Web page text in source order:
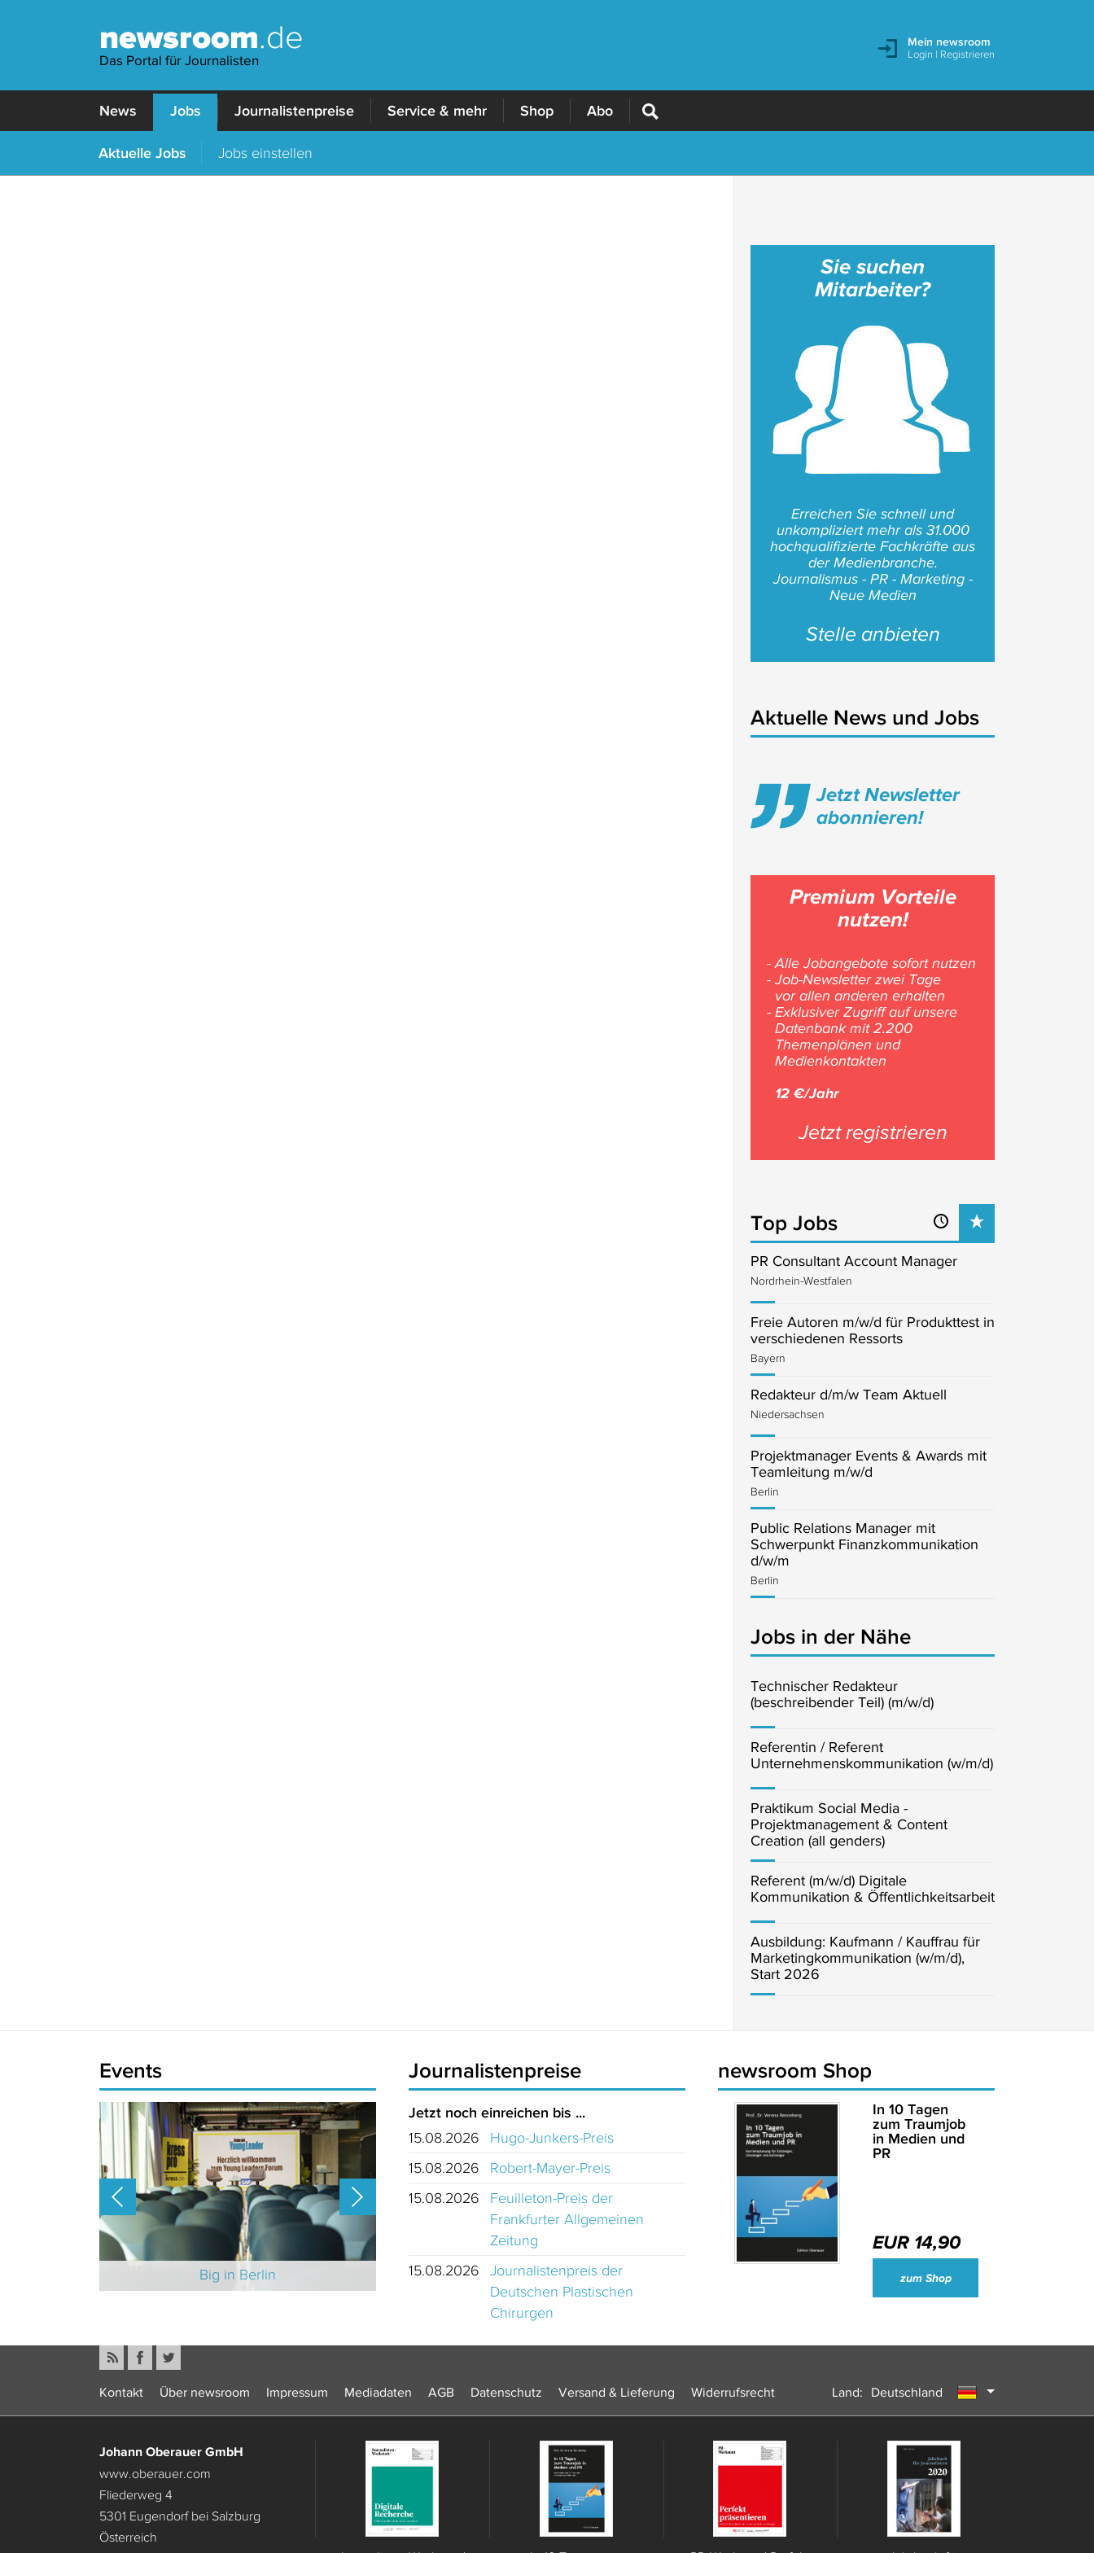
newsroom.de
Das Portal für Journalisten
Mein newsroom
Login | Registrieren
News Jobs Journalistenpreise Service & mehr Shop Abo
Aktuelle Jobs Jobs einstellen
Sie suchen
Mitarbeiter?
Erreichen Sie schnell und
unkompliziert mehr als 31.000
hochqualifizierte Fachkräfte aus
der Medienbranche.
Journalismus - PR - Marketing -
Neue Medien
Stelle anbieten
Aktuelle News und Jobs
Jetzt Newsletter
abonnieren!
Premium Vorteile
nutzen!
- Alle Jobangebote sofort nutzen
- Job-Newsletter zwei Tage
vor allen anderen erhalten
- Exklusiver Zugriff auf unsere
Datenbank mit 2.200
Themenplänen und
Medienkontakten
12 €/Jahr
Jetzt registrieren
Top Jobs
PR Consultant Account Manager
Nordrhein-Westfalen
Freie Autoren m/w/d für Produkttest in
verschiedenen Ressorts
Bayern
Redakteur d/m/w Team Aktuell
Niedersachsen
Projektmanager Events & Awards mit
Teamleitung m/w/d
Berlin
Public Relations Manager mit
Schwerpunkt Finanzkommunikation
d/w/m
Berlin
Jobs in der Nähe
Technischer Redakteur
(beschreibender Teil) (m/w/d)
Referentin / Referent
Unternehmenskommunikation (w/m/d)
Praktikum Social Media -
Projektmanagement & Content
Creation (all genders)
Referent (m/w/d) Digitale
Kommunikation & Öffentlichkeitsarbeit
Ausbildung: Kaufmann / Kauffrau für
Marketingkommunikation (w/m/d),
Start 2026
Events
Big in Berlin Wirtschaftsjournalisten und Unternehmenssprecher des Jahres 2024
Journalistenpreise
Jetzt noch einreichen bis ...
15.08.2026
Hugo-Junkers-Preis
15.08.2026
Robert-Mayer-Preis
15.08.2026
Feuilleton-Preis der
Frankfurter Allgemeinen
Zeitung
15.08.2026
Journalistenpreis der
Deutschen Plastischen
Chirurgen
newsroom Shop
In 10 Tagen
zum Traumjob
in Medien und
PR
EUR 14,90
zum Shop
Kontakt Über newsroom Impressum Mediadaten AGB Datenschutz Versand & Lieferung Widerrufsrecht Land:
Deutschland
Johann Oberauer GmbH
www.oberauer.com
Fliederweg 4
5301 Eugendorf bei Salzburg
Österreich